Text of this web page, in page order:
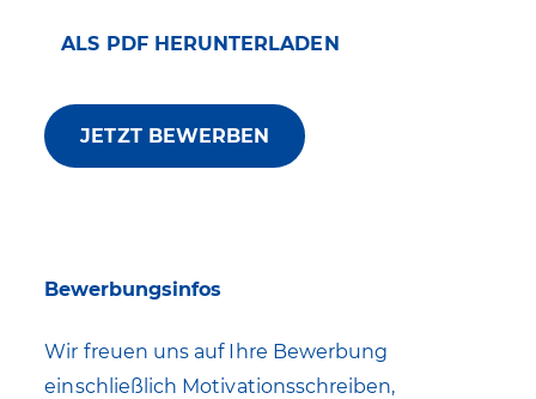
ALS PDF HERUNTERLADEN
JETZT BEWERBEN
Bewerbungsinfos
Wir freuen uns auf Ihre Bewerbung
einschließlich Motivationsschreiben,